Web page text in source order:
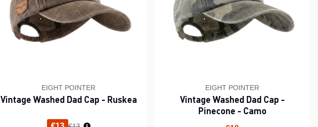
EIGHT POINTER
Vintage Washed Dad Cap - Ruskea
Normaali hinta
EIGHT POINTER
Vintage Washed Dad Cap -
Pinecone - Camo